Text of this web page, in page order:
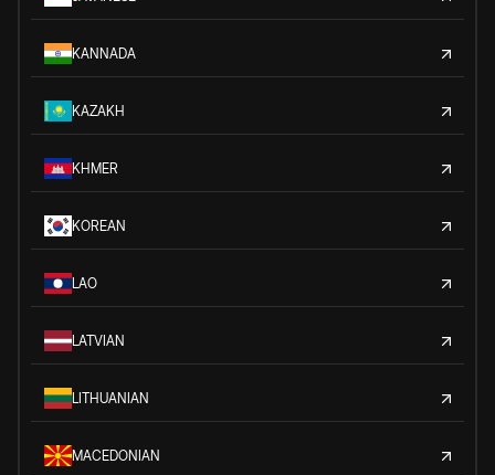
KANNADA
KAZAKH
KHMER
KOREAN
LAO
LATVIAN
LITHUANIAN
MACEDONIAN